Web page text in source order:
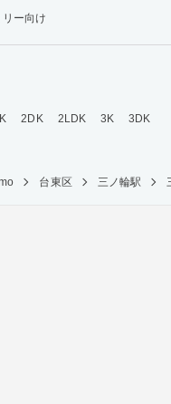
リー向け
2DK 2LDK 3K
3DK
台東区 三ノ輪駅